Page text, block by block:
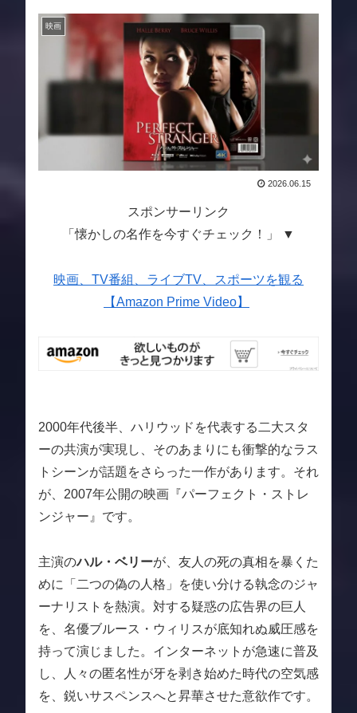
映画
2026.06.15
スポンサーリンク
「懐かしの名作を今すぐチェック！」 ▼
映画、TV番組、ライブTV、スポーツを観る
【Amazon Prime Video】
2000年代後半、ハリウッドを代表する二大スタ
ーの共演が実現し、そのあまりにも衝撃的なラス
トシーンが話題をさらった一作があります。それ
が、2007年公開の映画『パーフェクト・ストレ
ンジャー』です。
主演のハル・ベリーが、友人の死の真相を暴くた
めに「二つの偽の人格」を使い分ける執念のジャ
ーナリストを熱演。対する疑惑の広告界の巨人
を、名優ブルース・ウィリスが底知れぬ威圧感を
持って演じました。インターネットが急速に普及
し、人々の匿名性が牙を剥き始めた時代の空気感
を、鋭いサスペンスへと昇華させた意欲作です。